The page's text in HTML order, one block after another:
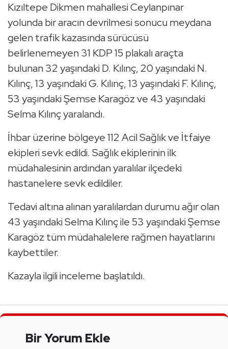
Kızıltepe Dikmen mahallesi Ceylanpınar
yolunda bir aracın devrilmesi sonucu meydana
gelen trafik kazasında sürücüsü
belirlenemeyen 31 KDP 15 plakalı araçta
bulunan 32 yaşındaki D. Kılınç, 20 yaşındaki N.
Kılınç, 13 yaşındaki G. Kılınç, 13 yaşındaki F. Kılınç,
53 yaşındaki Şemse Karagöz ve 43 yaşındaki
Selma Kılınç yaralandı.
İhbar üzerine bölgeye 112 Acil Sağlık ve İtfaiye
ekipleri sevk edildi. Sağlık ekiplerinin ilk
müdahalesinin ardından yaralılar ilçedeki
hastanelere sevk edildiler.
Tedavi altına alınan yaralılardan durumu ağır olan
43 yaşındaki Selma Kılınç ile 53 yaşındaki Şemse
Karagöz tüm müdahalelere rağmen hayatlarını
kaybettiler.
Kazayla ilgili inceleme başlatıldı.
Bir Yorum Ekle